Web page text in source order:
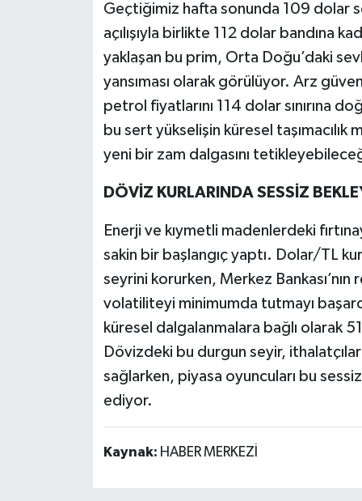
Geçtiğimiz hafta sonunda 109 dolar
açılışıyla birlikte 112 dolar bandına
yaklaşan bu prim, Orta Doğu’daki
yansıması olarak görülüyor. Arz
petrol fiyatlarını 114 dolar sınırına
bu sert yükselişin küresel
yeni bir zam dalgasını
DÖVİZ KURLARINDA SESSİZ
Enerji ve kıymetli madenlerdeki
sakin bir başlangıç yaptı. Dolar/TL
seyrini korurken, Merkez
volatiliteyi minimumda tutmayı
küresel dalgalanmalara bağlı olarak
Dövizdeki bu durgun seyir,
sağlarken, piyasa oyuncuları bu
ediyor.
Kaynak: HABER MERKEZİ